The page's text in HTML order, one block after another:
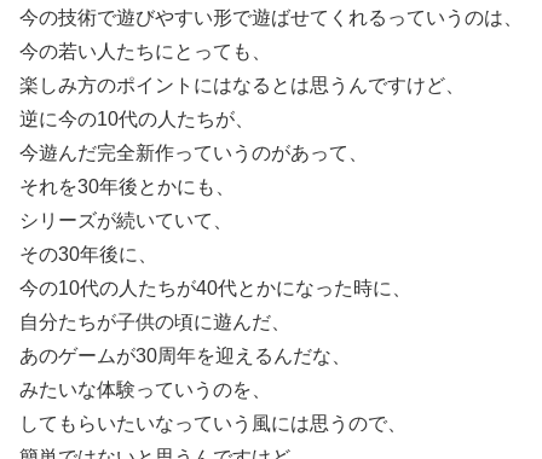
今の技術で遊びやすい形で遊ばせてくれるっていうのは、
今の若い人たちにとっても、
楽しみ方のポイントにはなるとは思うんですけど、
逆に今の10代の人たちが、
今遊んだ完全新作っていうのがあって、
それを30年後とかにも、
シリーズが続いていて、
その30年後に、
今の10代の人たちが40代とかになった時に、
自分たちが子供の頃に遊んだ、
あのゲームが30周年を迎えるんだな、
みたいな体験っていうのを、
してもらいたいなっていう風には思うので、